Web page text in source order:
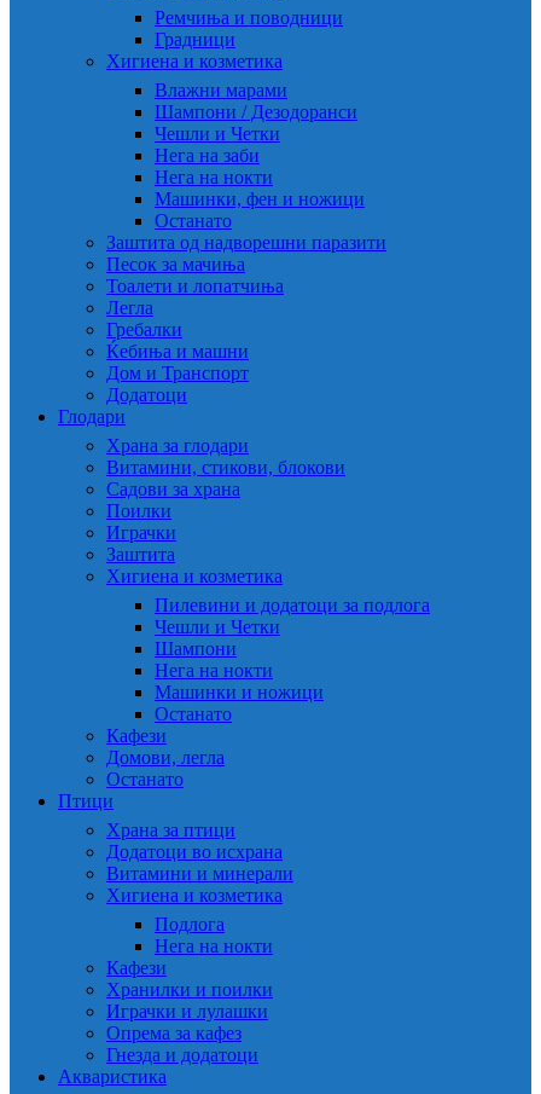
Ремчиња и поводници
Градници
Хигиена и козметика
Влажни марами
Шампони / Дезодоранси
Чешли и Четки
Нега на заби
Нега на нокти
Машинки, фен и ножици
Останато
Заштита од надворешни паразити
Песок за мачиња
Тоалети и лопатчиња
Легла
Гребалки
Ќебиња и машни
Дом и Транспорт
Додатоци
Глодари
Храна за глодари
Витамини, стикови, блокови
Садови за храна
Поилки
Играчки
Заштита
Хигиена и козметика
Пилевини и додатоци за подлога
Чешли и Четки
Шампони
Нега на нокти
Машинки и ножици
Останато
Кафези
Домови, легла
Останато
Птици
Храна за птици
Додатоци во исхрана
Витамини и минерали
Хигиена и козметика
Подлога
Нега на нокти
Кафези
Хранилки и поилки
Играчки и лулашки
Опрема за кафез
Гнезда и додатоци
Акваристика